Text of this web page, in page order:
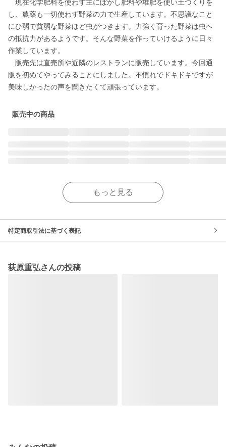
現在化学肥料を使わず主にぼかし肥料や堆肥を使い土づくりを
し、農薬も一切使わず野菜の力で生産しています。不思議なこと
にひ弱で貧弱な野菜ほど虫がつきます。力強く育った野菜は虫へ
の抵抗力があるようです。そんな野菜を作っていけるように日々
作業しています。
販売先は直売所や近隣のレストランに販売しています。今回通
販を初めてやってみることにしました。不慣れでドキドキですが
美味しかったの声を聞きたくて頑張っています。
販売中の商品
もっと見る
特定商取引法に基づく表記
荻原重弘さんの投稿